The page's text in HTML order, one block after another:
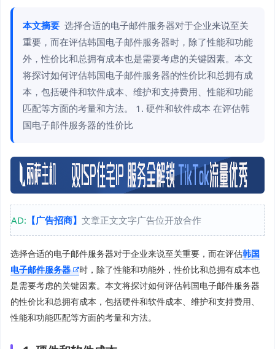
本文摘要 选择合适的电子邮件服务器对于企业来说至关
重要，而在评估韩国电子邮件服务器时，除了性能和功能
外，性价比和总拥有成本也是需要考虑的关键因素。本文
将探讨如何评估韩国电子邮件服务器的性价比和总拥有成
本，包括硬件和软件成本、维护和支持费用、性能和功能
匹配等方面的考量和方法。 1. 硬件和软件成本 在评估韩
国电子邮件服务器的性价比
AD: 【广告招商】 文章正文文字广告位开放合作
选择合适的电子邮件服务器对于企业来说至关重要，而在评估韩国
电子邮件服务器
时，除了性能和功能外，性价比和总拥有成本也
是需要考虑的关键因素。本文将探讨如何评估韩国电子邮件服务器
的性价比和总拥有成本，包括硬件和软件成本、维护和支持费用、
性能和功能匹配等方面的考量和方法。